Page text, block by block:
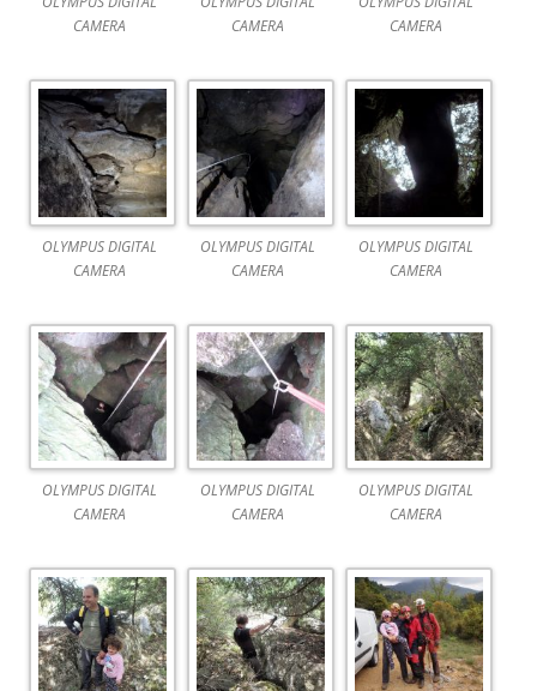
CAMERA
CAMERA
CAMERA
OLYMPUS DIGITAL
CAMERA
OLYMPUS DIGITAL
CAMERA
OLYMPUS DIGITAL
CAMERA
OLYMPUS DIGITAL
CAMERA
OLYMPUS DIGITAL
CAMERA
OLYMPUS DIGITAL
CAMERA